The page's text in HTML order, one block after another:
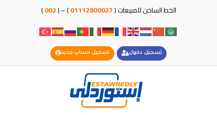
الخط الساخن للمبيعات (01112800027
) – (
002
)
تسجيل دخول تسجيل حساب جديد